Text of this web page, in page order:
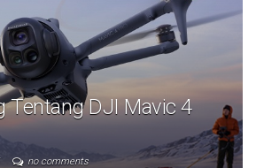
Tentang DJI Mavic 4
no comments